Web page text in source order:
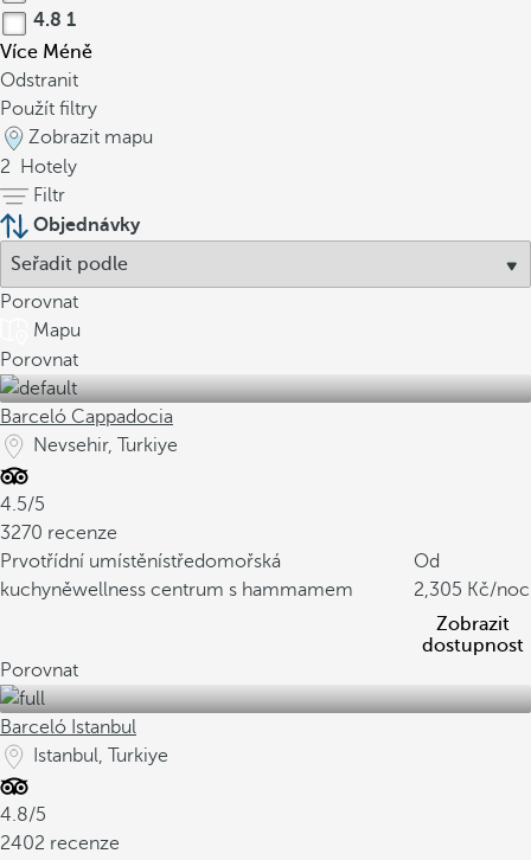
4.8 1
Více Méně
Odstranit
Použít filtry
Zobrazit mapu
2
Hotely
Filtr
Objednávky
Porovnat
Mapu
Porovnat
Barceló Cappadocia
Nevsehir, Turkiye
4.5/5
3270 recenze
Prvotřídní umístěnístředomořská
kuchyněwellness centrum s hammamem
Od
2,305
/noc
Zobrazit
dostupnost
Porovnat
Barceló Istanbul
Istanbul, Turkiye
4.8/5
2402 recenze